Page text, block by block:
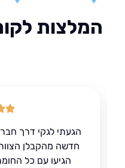
לקוחות
הגעתי לגקי דרך חברים
חדשה מהקבלן הצוות הגיע
הגיעו עם כל החומרי ניקוי